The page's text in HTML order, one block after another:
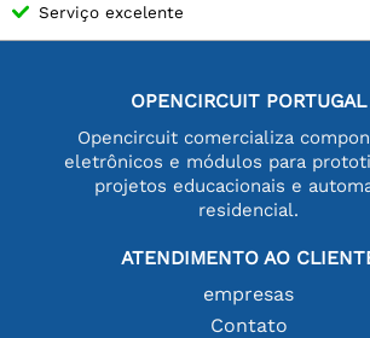
Serviço excelente
OPENCIRCUIT PORTUGAL
Opencircuit comercializa
eletrônicos e módulos para
projetos educacionais e
residencial.
ATENDIMENTO AO
empresas
Contato